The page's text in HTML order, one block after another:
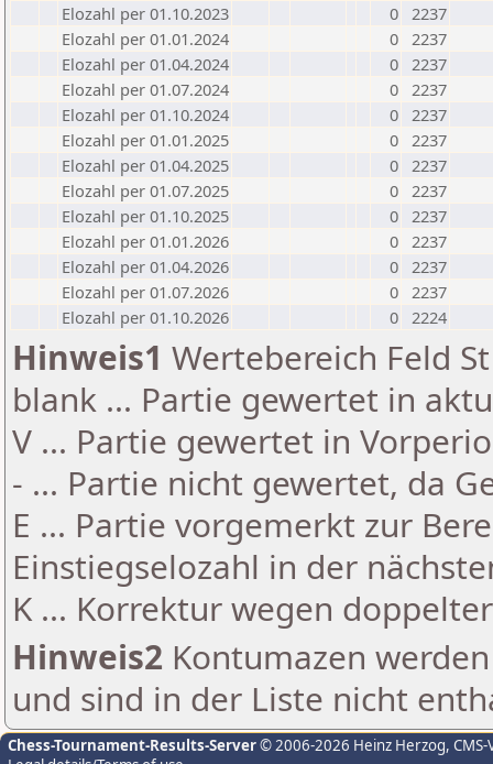
Elozahl per 01.10.2023
0 2237
Elozahl per 01.01.2024
0 2237
Elozahl per 01.04.2024
0 2237
Elozahl per 01.07.2024
0 2237
Elozahl per 01.10.2024
0 2237
Elozahl per 01.01.2025
0 2237
Elozahl per 01.04.2025
0 2237
Elozahl per 01.07.2025
0 2237
Elozahl per 01.10.2025
0 2237
Elozahl per 01.01.2026
0 2237
Elozahl per 01.04.2026
0 2237
Elozahl per 01.07.2026
0 2237
Elozahl per 01.10.2026
0 2224
Hinweis1 Wertebereich Feld
blank ... Partie gewertet in
V ... Partie gewertet in
- ... Partie nicht gewertet, da
E ... Partie vorgemerkt zur
Einstiegselozahl in der
K ... Korrektur wegen
Hinweis2 Kontumazen
und sind in der Liste nicht
Chess-Tournament-Results-Server© 2006-2026 Heinz Herzog,